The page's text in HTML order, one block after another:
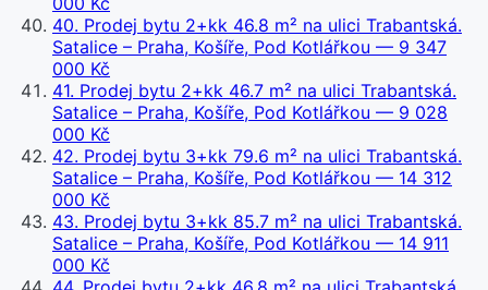
40. Prodej bytu 2+kk 46.8 m² na ulici Trabantská.
Satalice – Praha, Košíře, Pod Kotlářkou — 9 347
000 Kč
41. Prodej bytu 2+kk 46.7 m² na ulici Trabantská.
Satalice – Praha, Košíře, Pod Kotlářkou — 9 028
000 Kč
42. Prodej bytu 3+kk 79.6 m² na ulici Trabantská.
Satalice – Praha, Košíře, Pod Kotlářkou — 14 312
000 Kč
43. Prodej bytu 3+kk 85.7 m² na ulici Trabantská.
Satalice – Praha, Košíře, Pod Kotlářkou — 14 911
000 Kč